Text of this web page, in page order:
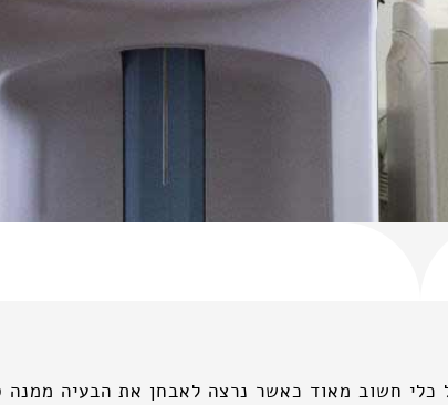
חשוב מאוד כאשר נרצה לאבחן את הבעיה ממנה